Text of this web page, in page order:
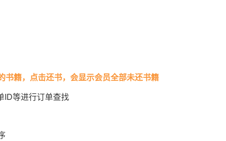
籍，点击还书，会显示会员全部未还书籍
ID等进行订单查找